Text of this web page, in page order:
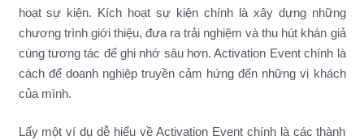
hoạt sự kiện. Kích hoạt sự kiện chính là xây dựng những
chương trình giới thiệu, đưa ra trải nghiệm và thu hút khán giả
cùng tương tác để ghi nhớ sâu hơn. Activation Event chính là
cách để doanh nghiệp truyền cảm hứng đến những vị khách
của mình.
Lấy một ví dụ dễ hiểu về Activation Event chính là các thành